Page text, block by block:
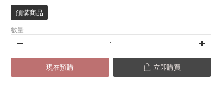
預購商品
數量
現在預購 立即購買